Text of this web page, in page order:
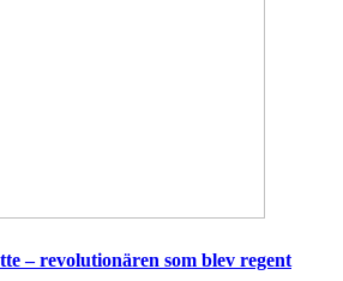
– revolutionären som blev regent